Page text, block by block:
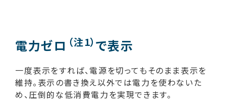
電力ゼロ （注1）で表示
一度表示をすれば、電源を切ってもそのまま表示を
維持。表示の書き換え以外では電力を使わないた
め、圧倒的な低消費電力を実現できます。